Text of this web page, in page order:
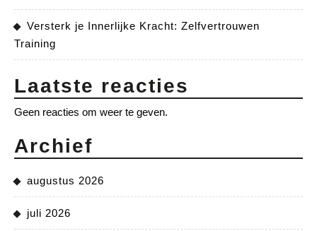
Versterk je Innerlijke Kracht: Zelfvertrouwen
Training
Laatste reacties
Geen reacties om weer te geven.
Archief
augustus 2026
juli 2026